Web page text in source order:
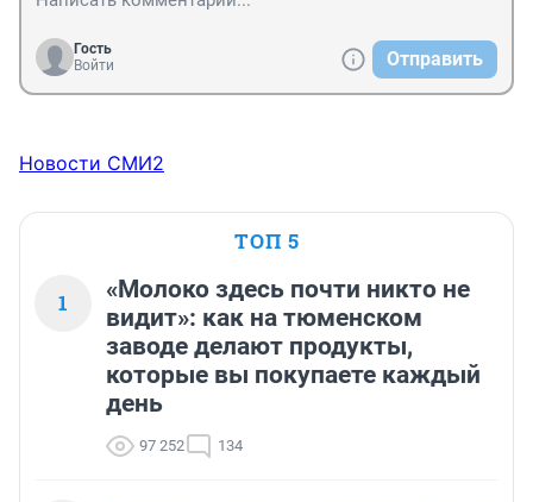
Гость
Войти
Отправить
Новости СМИ2
ТОП 5
1
«Молоко здесь почти никто не
видит»: как на тюменском
заводе делают продукты,
которые вы покупаете каждый
день
97 252 134